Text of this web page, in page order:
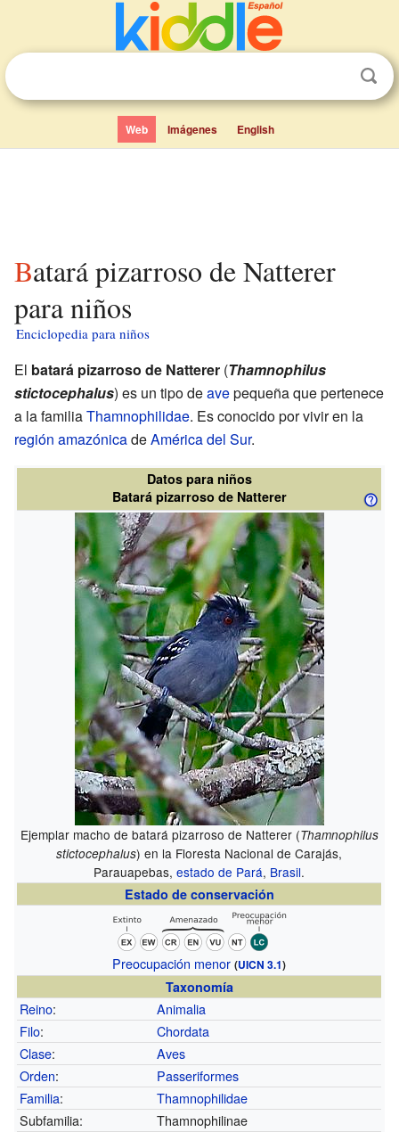
Web Imágenes English
Batará pizarroso de Natterer
para niños
Enciclopedia para niños
El batará pizarroso de Natterer (Thamnophilus
stictocephalus) es un tipo deavepequeña que pertenece
a la familiaThamnophilidae. Es conocido por vivir en la
región amazónicadeAmérica del Sur.
Datos para niños
Batará pizarroso de Natterer
Ejemplar macho de batará pizarroso de Natterer (Thamnophilus
stictocephalus) en la Floresta Nacional de Carajás,
Parauapebas,estado de Pará, Brasil.
Estado de conservación
Preocupación menor (UICN 3.1)
Taxonomía
Reino:
Animalia
Filo:
Chordata
Clase:
Aves
Orden:
Passeriformes
Familia:
Thamnophilidae
Subfamilia:
Thamnophilinae